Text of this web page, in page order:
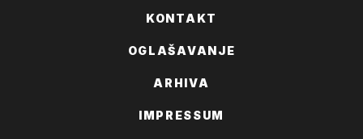
KONTAKT
OGLAŠAVANJE
ARHIVA
IMPRESSUM